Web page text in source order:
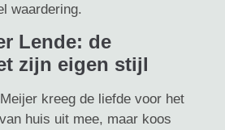
waardering.
Lende: de
zijn eigen stijl
kreeg de liefde voor het
huis uit mee, maar koos